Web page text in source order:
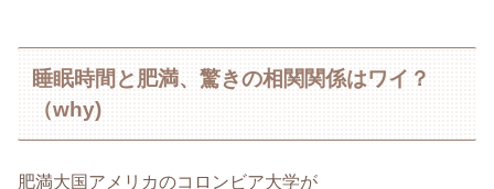
睡眠時間と肥満、驚きの相関関係はワイ？
（why)
肥満大国アメリカのコロンビア大学が